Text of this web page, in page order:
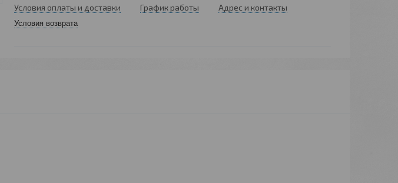
Условия оплаты и доставки График работы Адрес и контакты
Условия возврата